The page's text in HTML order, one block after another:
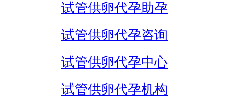
试管供卵代孕助孕
试管供卵代孕咨询
试管供卵代孕中心
试管供卵代孕机构